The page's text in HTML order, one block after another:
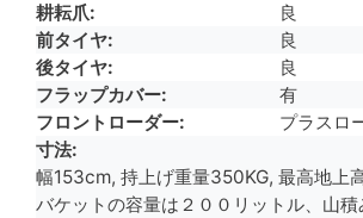
耕耘爪
良
前タイヤ
良
後タイヤ
良
フラップカバー
有
フロントローダー
プラスロ
寸法
幅153cm, 持上げ重量350KG, 最高地上
バケットの容量は２００リットル、山積